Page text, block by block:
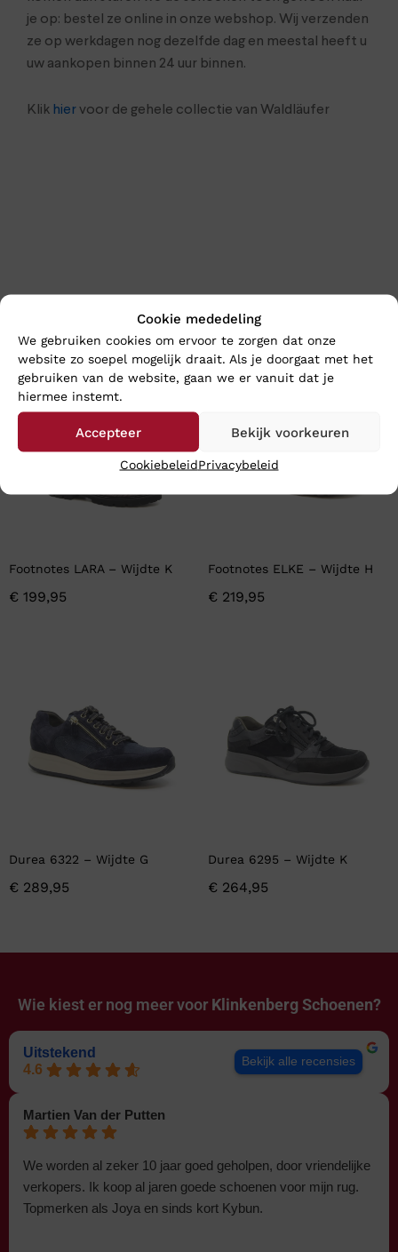
Cookie mededeling
We gebruiken cookies om ervoor te zorgen dat onze
website zo soepel mogelijk draait. Als je doorgaat met het
gebruiken van de website, gaan we er vanuit dat je
hiermee instemt.
Accepteer Bekijk voorkeuren
CookiebeleidPrivacybeleid
je op: bestel ze online in onze webshop. Wij verzenden
ze op werkdagen nog dezelfde dag en meestal heeft u
uw aankopen binnen 24 uur binnen.
Klik hiervoor de gehele collectie van Waldläufer
En wat vind u van deze?
Footnotes LARA – Wijdte K
€ 199,95
Footnotes ELKE – Wijdte H
€ 219,95
Durea 6322 – Wijdte G
€ 289,95
Durea 6295 – Wijdte K
€ 264,95
Wie kiest er nog meer voor Klinkenberg Schoenen?
Uitstekend
4.6
Bekijk alle recensies
Martien Van der Putten
We worden al zeker 10 jaar goed geholpen, door vriendelijke
verkopers. Ik koop al jaren goede schoenen voor mijn rug.
Topmerken als Joya en sinds kort Kybun.